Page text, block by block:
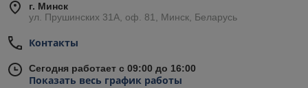
г. Минск
ул. Прушинских 31А, оф. 81, Минск, Беларусь
Контакты
Сегодня работает с 09:00 до 16:00
Показать весь график работы